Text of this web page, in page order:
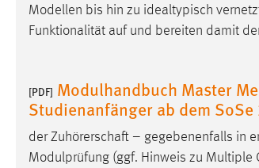
Modellen bis hin zu idealtypisch
Funktionalität auf und bereiten damit
[PDF] Modulhandbuch Master
Studienanfänger ab dem SoSe
der Zuhörerschaft – gegebenenfalls in
Modulprüfung (ggf. Hinweis zu Multiple